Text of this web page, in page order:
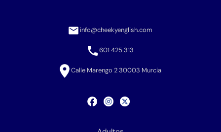
info@cheekyenglish.com
601 425 313
Calle Marengo 2 30003 Murcia